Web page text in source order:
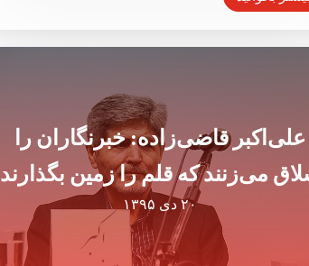
علی‌اکبر قاضی‌زاده: خبرنگاران را
می‌زنند که قلم را زمین بگذارند
۲۰ دی ۱۳۹۵